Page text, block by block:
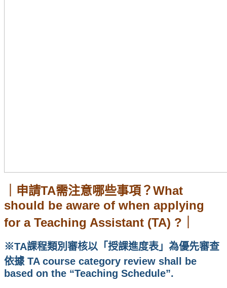
｜申請TA需注意哪些事項？What
should be aware of when applying
for a Teaching Assistant (TA) ?｜
※TA課程類別審核以「授課進度表」為優先審查
依據 TA course category review shall be
based on the “Teaching Schedule”.